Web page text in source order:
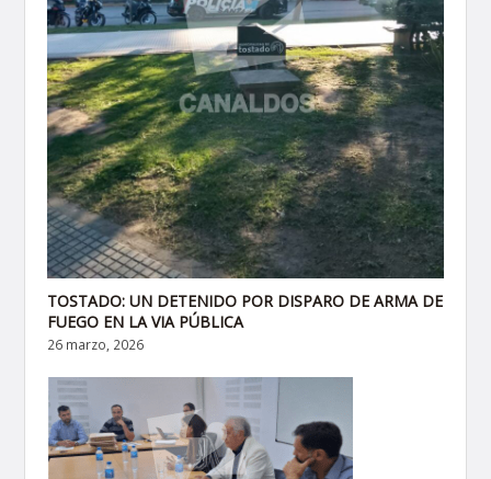
TOSTADO: UN DETENIDO POR DISPARO DE ARMA DE
FUEGO EN LA VIA PÚBLICA
26 marzo, 2026